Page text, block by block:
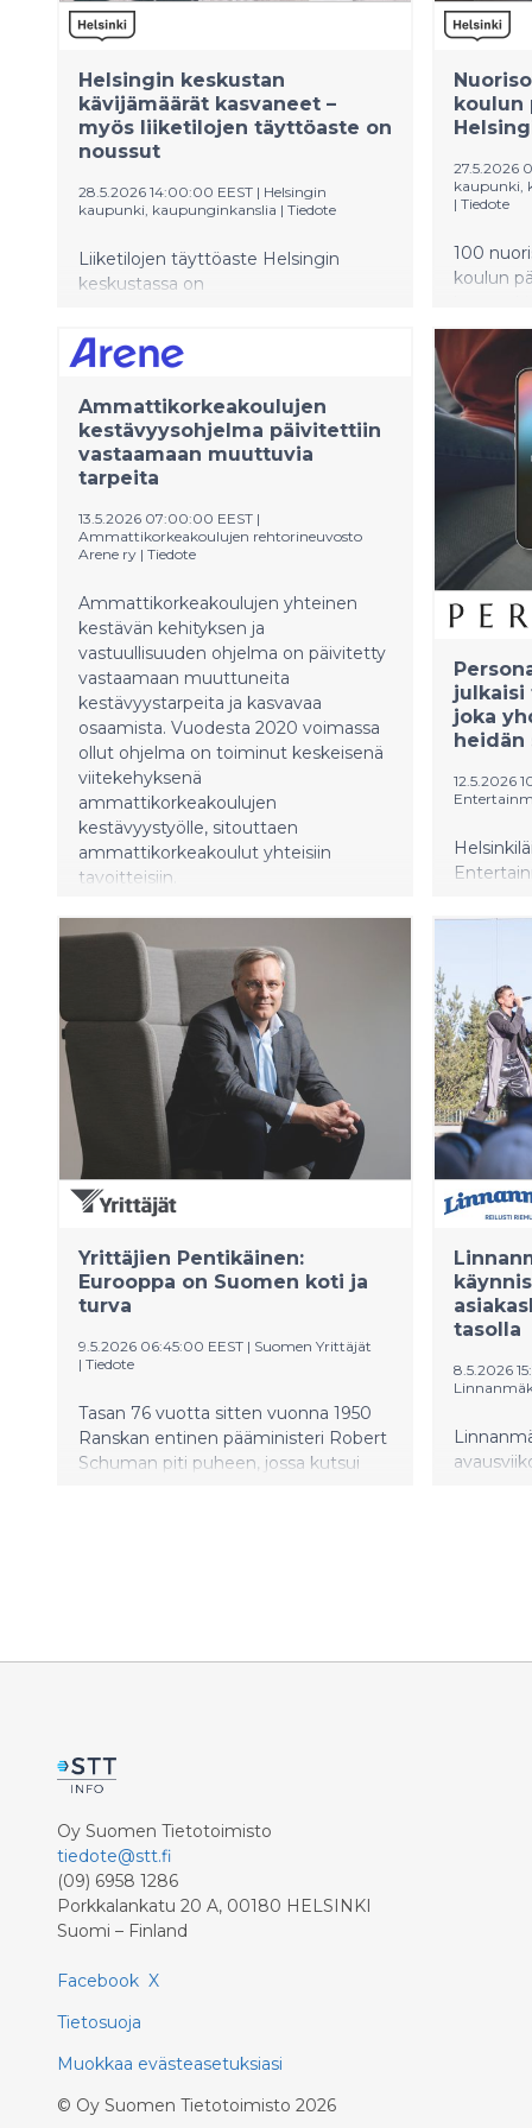
Helsingin keskustan
kävijämäärät kasvaneet –
myös liiketilojen täyttöaste on
noussut
28.5.2026 14:00:00 EEST | Helsingin
kaupunki, kaupunginkanslia | Tiedote
Liiketilojen täyttöaste Helsingin
keskustassa on
jälkeen, ja on nyt yli 92 prosenttia.
Erityisesti palveluiden, kuten
Samaan aikaan myös keskustan
kävijämäärät, kuten jalankulkijoiden
määrä ja hotelliyöpymiset, ovat
vahvassa kasvussa.
koulun
27.5.2026
kaupunki,
| Tiedote
100
koulun
nuoria.
mukana
alkua
Ammattikorkeakoulujen
kestävyysohjelma päivitettiin
vastaamaan muuttuvia
tarpeita
13.5.2026 07:00:00 EEST |
Ammattikorkeakoulujen rehtorineuvosto
Arene ry | Tiedote
Ammattikorkeakoulujen yhteinen
kestävän kehityksen ja
vastuullisuuden ohjelma on päivitetty
vastaamaan muuttuneita
kestävyystarpeita ja kasvavaa
osaamista. Vuodesta 2020 voimassa
ollut ohjelma on toiminut keskeisenä
viitekehyksenä
ammattikorkeakoulujen
kestävyystyölle, sitouttaen
ammattikorkeakoulut yhteisiin
tavoitteisiin.
julkaisi
joka
heidän
12.5.2026
pääsyn
muiden
-
Yrittäjien Pentikäinen:
Eurooppa on Suomen koti ja
turva
9.5.2026 06:45:00 EEST | Suomen Yrittäjät
| Tiedote
Tasan 76 vuotta sitten vuonna 1950
Ranskan entinen pääministeri Robert
Schuman piti puheen, jossa kutsui
Suomen Yrittäjien toimitusjohtaja
tasolla
8.5.2026
että
Oy Suomen Tietotoimisto
tiedote@stt.fi
(09) 6958 1286
Porkkalankatu 20 A, 00180 HELSINKI
Suomi – Finland
Facebook X
Tietosuoja
Muokkaa evästeasetuksiasi
© Oy Suomen Tietotoimisto 2026